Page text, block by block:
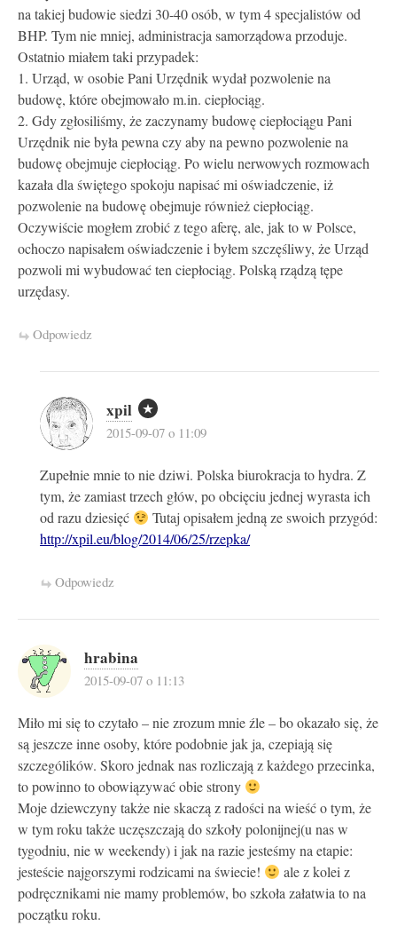
na takiej budowie siedzi 30-40 osób, w tym 4 specjalistów od
BHP. Tym nie mniej, administracja samorządowa przoduje.
Ostatnio miałem taki przypadek:
1. Urząd, w osobie Pani Urzędnik wydał pozwolenie na
budowę, które obejmowało m.in. ciepłociąg.
2. Gdy zgłosiliśmy, że zaczynamy budowę ciepłociągu Pani
Urzędnik nie była pewna czy aby na pewno pozwolenie na
budowę obejmuje ciepłociąg. Po wielu nerwowych rozmowach
kazała dla świętego spokoju napisać mi oświadczenie, iż
pozwolenie na budowę obejmuje również ciepłociąg.
Oczywiście mogłem zrobić z tego aferę, ale, jak to w Polsce,
ochoczo napisałem oświadczenie i byłem szczęśliwy, że Urząd
pozwoli mi wybudować ten ciepłociąg. Polską rządzą tępe
urzędasy.
Odpowiedz
xpil
2015-09-07 o 11:09
Zupełnie mnie to nie dziwi. Polska biurokracja to hydra. Z
tym, że zamiast trzech głów, po obcięciu jednej wyrasta ich
od razu dziesięć
Tutaj opisałem jedną ze swoich przygód:
http://xpil.eu/blog/2014/06/25/rzepka/
Odpowiedz
hrabina
2015-09-07 o 11:13
Miło mi się to czytało – nie zrozum mnie źle – bo okazało się, że
są jeszcze inne osoby, które podobnie jak ja, czepiają się
szczególików. Skoro jednak nas rozliczają z każdego przecinka,
to powinno to obowiązywać obie strony
Moje dziewczyny także nie skaczą z radości na wieść o tym, że
w tym roku także uczęszczają do szkoły polonijnej(u nas w
tygodniu, nie w weekendy) i jak na razie jesteśmy na etapie:
jesteście najgorszymi rodzicami na świecie!
ale z kolei z
podręcznikami nie mamy problemów, bo szkoła załatwia to na
początku roku.